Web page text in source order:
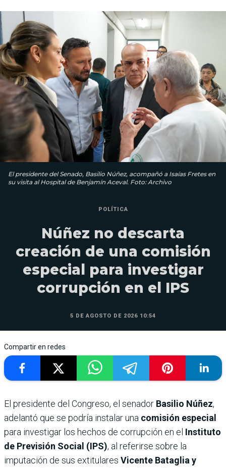
El presidente del Senado, Basilio Núñez, acompañó a Isaías Fretes en
su visita al Hospital de Benjamín Aceval. Foto: Archivo
POLÍTICA
Núñez no descarta
creación de una comisión
especial para investigar
corrupción en el IPS
5 DE AGOSTO DE 2026 10:54
Compartir en redes
El presidente del Congreso, el senador Basilio Núñez,
adelantó que se podría instalar una comisión especial
para investigar los hechos de corrupción en el Instituto
de Previsión Social (IPS), al referirse sobre la
imputación de sus extitulares Vicente Bataglia y